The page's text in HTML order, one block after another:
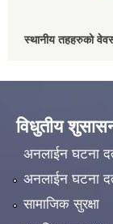
स्थानीय तहहरुको
विधुतीय
अनलाईन घटना
अनलाईन घटना
सामाजिक सुरक्षा